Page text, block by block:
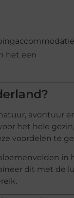
het een
avontuur
het hele
voordelen te
in
dit met de